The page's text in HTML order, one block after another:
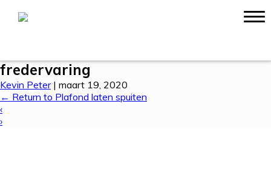
fredervaring
Kevin Peter | maart 19, 2020
← Return to Plafond laten spuiten
‹
›
Contact